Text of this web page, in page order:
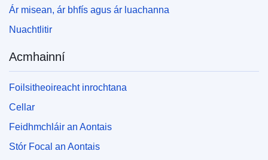
Ár misean, ár bhfís agus ár luachanna
Nuachtlitir
Acmhainní
Foilsitheoireacht inrochtana
Cellar
Feidhmchláir an Aontais
Stór Focal an Aontais